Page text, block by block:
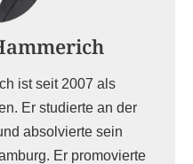
ist seit 2007 als
Er studierte an der
absolvierte sein
Er promovierte